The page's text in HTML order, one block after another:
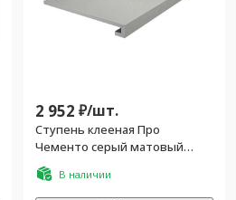
2 952 ₽/шт.
Ступень клееная Про
Чементо серый матовый
33x60
В наличии